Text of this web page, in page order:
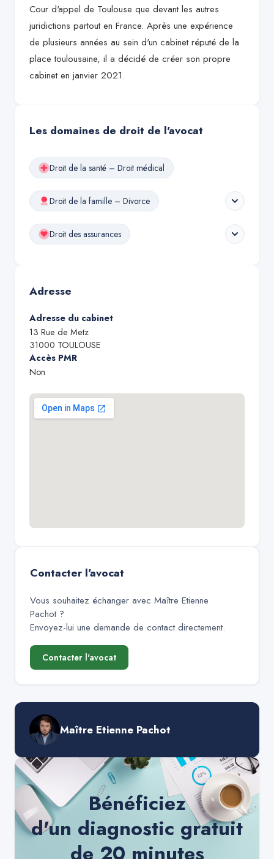
Cour d'appel de Toulouse que devant les autres
juridictions partout en France. Après une expérience
de plusieurs années au sein d'un cabinet réputé de la
place toulousaine, il a décidé de créer son propre
cabinet en janvier 2021.
Les domaines de droit de l'avocat
Droit de la santé – Droit médical
Droit de la famille – Divorce
Droit des assurances
Adresse
Adresse du cabinet
13 Rue de Metz
31000 TOULOUSE
Accès PMR
Non
Contacter l'avocat
Vous souhaitez échanger avec Maître Etienne
Pachot?
Envoyez-lui une demande de contact directement.
Contacter l'avocat
Maître Etienne Pachot
Bénéficiez
d'un diagnostic gratuit
de 20 minutes